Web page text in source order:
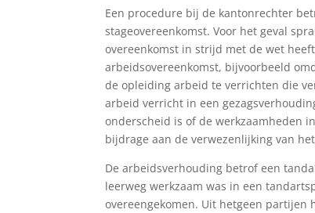
Een procedure bij de kantonrechter
stageovereenkomst. Voor het geval
overeenkomst in strijd met de wet
arbeidsovereenkomst, bijvoorbeeld
de opleiding arbeid te verrichten die
arbeid verricht in een
onderscheid is of de werkzaamheden
bijdrage aan de verwezenlijking van
De arbeidsverhouding betrof een
leerweg werkzaam was in een
overeengekomen. Uit hetgeen partijen